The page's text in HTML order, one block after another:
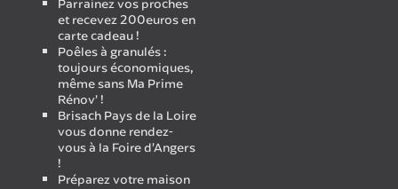
Parrainez vos proches
et recevez 200euros en
carte cadeau !
Poêles à granulés :
toujours économiques,
même sans Ma Prime
Rénov’ !
Brisach Pays de la Loire
vous donne rendez-
vous à la Foire d’Angers
!
Préparez votre maison